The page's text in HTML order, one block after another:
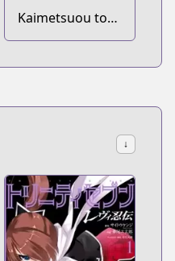
Kaimetsuou to
12-nin no Hoshi
↓